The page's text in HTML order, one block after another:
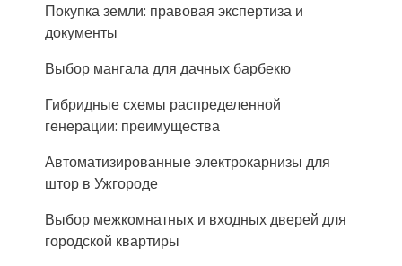
Покупка земли: правовая экспертиза и
документы
Выбор мангала для дачных барбекю
Гибридные схемы распределенной
генерации: преимущества
Автоматизированные электрокарнизы для
штор в Ужгороде
Выбор межкомнатных и входных дверей для
городской квартиры